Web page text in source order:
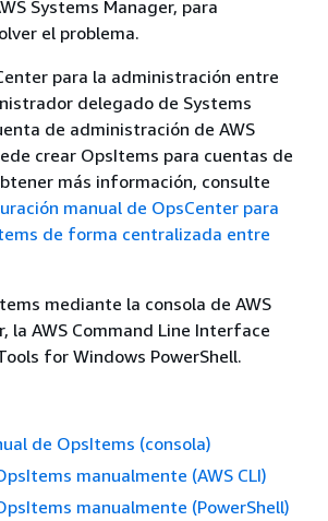
Systems Manager, para
el problema.
para la administración entre
delegado de Systems
de administración de AWS
crear OpsItems para cuentas de
más información, consulte
manual de OpsCenter para
de forma centralizada entre
mediante la consola de AWS
la AWS Command Line Interface
for Windows PowerShell.
de OpsItems (consola)
manualmente (AWS CLI)
manualmente (PowerShell)